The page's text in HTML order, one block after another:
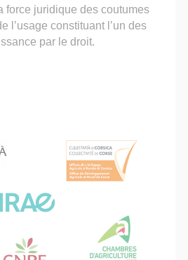
force juridique des coutumes
l’usage constituant l’un des
par le droit.